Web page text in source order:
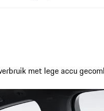
met lege accu